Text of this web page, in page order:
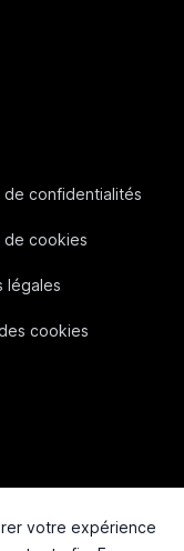
votre expérience
de confidentialités
de cookies
légales
cookies